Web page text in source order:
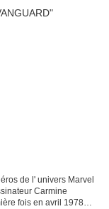
de l' univers Marvel
Carmine
fois en avril 1978